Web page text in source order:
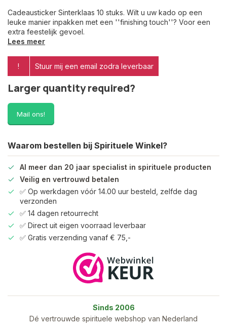
Cadeausticker Sinterklaas 10 stuks. Wilt u uw kado op een
leuke manier inpakken met een ''finishing touch''? Voor een
extra feestelijk gevoel.
Lees meer
! Stuur mij een email zodra leverbaar
Larger quantity required?
Mail ons!
Waarom bestellen bij Spirituele Winkel?
Al meer dan 20 jaar specialist in spirituele producten
Veilig en vertrouwd betalen
✅ Op werkdagen vóór 14.00 uur besteld, zelfde dag
verzonden
✅ 14 dagen retourrecht
✅ Direct uit eigen voorraad leverbaar
✅ Gratis verzending vanaf € 75,-
Sinds 2006
Dé vertrouwde spirituele webshop van Nederland